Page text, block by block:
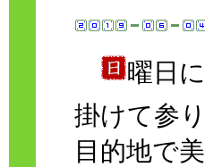
曜日
掛けて参
目的地で